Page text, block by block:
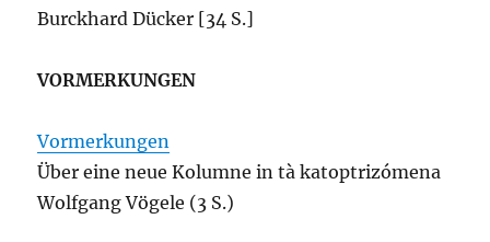
Burckhard Dücker [34 S.]
VORMERKUNGEN
Vormerkungen
Über eine neue Kolumne in tà katoptrizómena
Wolfgang Vögele (3 S.)